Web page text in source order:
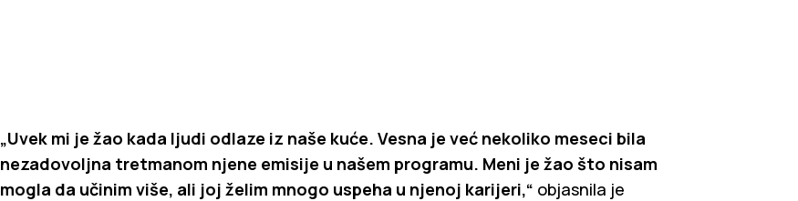
„Uvek mi je žao kada ljudi odlaze iz naše kuće. Vesna je već nekoliko meseci bila
nezadovoljna tretmanom njene emisije u našem programu. Meni je žao što nisam
mogla da učinim više, ali joj želim mnogo uspeha u njenoj karijeri,“ objasnila je